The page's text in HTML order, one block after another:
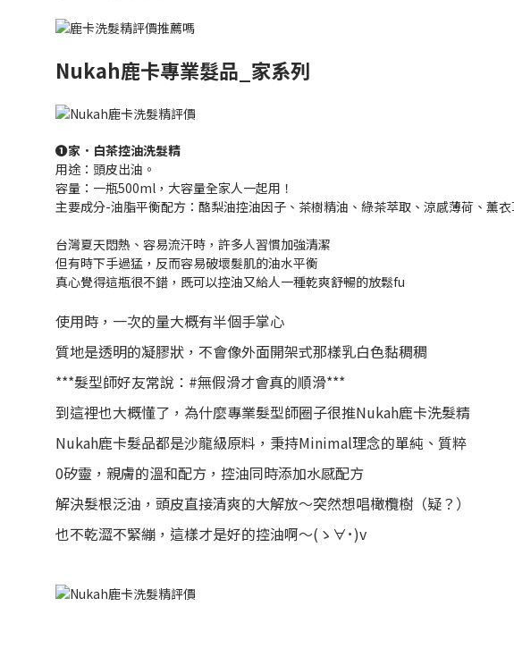
Nukah鹿卡專業髮品_家系列
❶家．白茶控油洗髮精
用途：頭皮出油。
容量：一瓶500ml，大容量全家人一起用！
主要成分-油脂平衡配方：酪梨油控油因子、茶樹精油、綠茶萃取、涼感薄荷、薰
台灣夏天悶熱、容易流汗時，許多人習慣加強清潔
但有時下手過猛，反而容易破壞髮肌的油水平衡
真心覺得這瓶很不錯，既可以控油又給人一種乾爽舒暢的放鬆fu
使用時，一次的量大概有半個手掌心
質地是透明的凝膠狀，不會像外面開架式那樣乳白色黏稠稠
***髮型師好友常說：#無假滑才會真的順滑***
到這裡也大概懂了，為什麼專業髮型師圈子很推Nukah鹿卡洗髮精
Nukah鹿卡髮品都是沙龍級原料，秉持Minimal理念的單純、質粹
0矽靈，親膚的溫和配方，控油同時添加水感配方
解決髮根泛油，頭皮直接清爽的大解放～突然想唱橄欖樹（疑？）
也不乾澀不緊繃，這樣才是好的控油啊～(ゝ∀･)v